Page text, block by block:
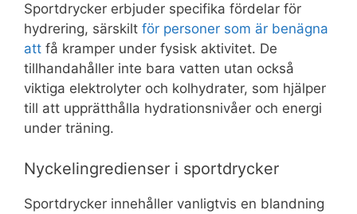
Sportdrycker erbjuder specifika fördelar för
hydrering, särskilt för personer som är benägna
att få kramper under fysisk aktivitet. De
tillhandahåller inte bara vatten utan också
viktiga elektrolyter och kolhydrater, som hjälper
till att upprätthålla hydrationsnivåer och energi
under träning.
Nyckelingredienser i sportdrycker
Sportdrycker innehåller vanligtvis en blandning